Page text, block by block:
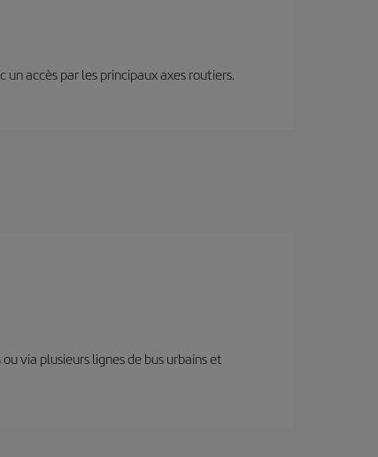
accès par les principaux axes routiers.
via plusieurs lignes de bus urbains et